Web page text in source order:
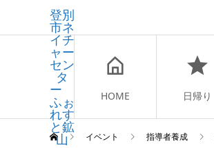
登別
市ネ
イチ
ャー
セン
タ
ー
ふぉ
れす
と鉱
山
HOME 日帰り
イベント 指導者養成